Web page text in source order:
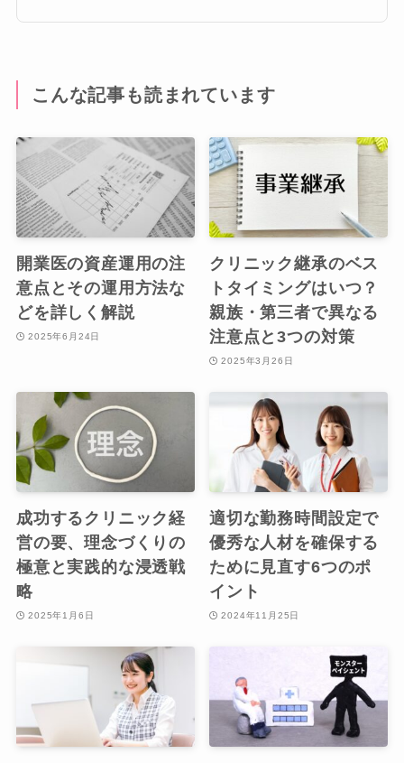
こんな記事も読まれています
開業医の資産運用の注
意点とその運用方法な
どを詳しく解説
2025年6月24日
クリニック継承のベス
トタイミングはいつ？
親族・第三者で異なる
注意点と3つの対策
2025年3月26日
成功するクリニック経
営の要、理念づくりの
極意と実践的な浸透戦
略
2025年1月6日
適切な勤務時間設定で
優秀な人材を確保する
ために見直す6つのポ
イント
2024年11月25日